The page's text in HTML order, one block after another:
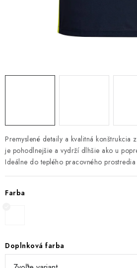
Pravidlá a nastavenia cookies
Premyslené detaily a kvalitná konštrukcia
je pohodlnejšie a vydrží dlhšie ako u
Ideálne do teplého pracovného prostredia
Farba
Doplnková farba